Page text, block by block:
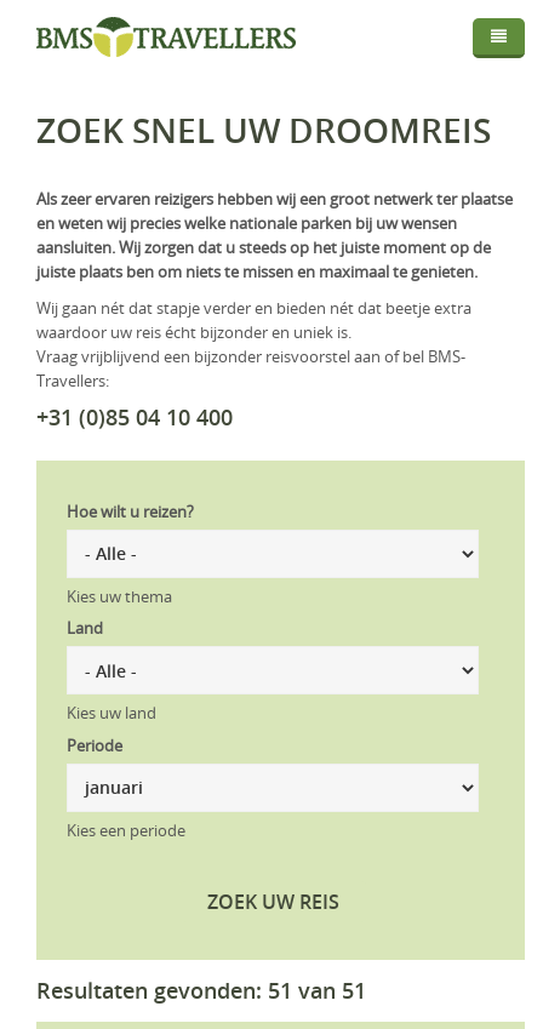
Thema
Fly In Safari
Self-Drive
Strandvakantie
Huwelijksreis
Foto Safari
Golfreis
Familiereis
Afrika
Kenia
Madagaskar
Mozambique
Namibië
Tanzania
Zambia
Zimbabwe
Zuid-Afrika
Kirgistan
Europa
IJsland
Indische Oceaan
Mauritius
Réunion
Midden Oosten
Oman
Saudi-Arabië
Routes
Info
Over BMS-Travellers
Reizen Met De Experts
Reisvoorwaarden En Privacyverklaring
Vaccinaties
Verzekeringen
Visa & Travel Authorisation
KLM Preferred Partner
Map
Login
ZOEK SNEL UW DROOMREIS
Als zeer ervaren reizigers hebben wij een groot netwerk ter plaatse
en weten wij precies welke nationale parken bij uw wensen
aansluiten. Wij zorgen dat u steeds op het juiste moment op de
juiste plaats ben om niets te missen en maximaal te genieten.
Wij gaan nét dat stapje verder en bieden nét dat beetje extra
waardoor uw reis écht bijzonder en uniek is.
Vraag vrijblijvend een bijzonder reisvoorstel aan of bel BMS-
Travellers:
+31 (0)85 04 10 400
Hoe wilt u reizen?
Kies uw thema
Land
Kies uw land
Periode
Kies een periode
ZOEK UW REIS
Resultaten gevonden: 51 van 51